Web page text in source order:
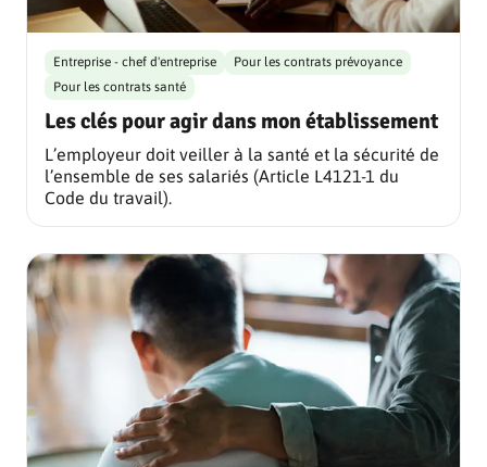
Les clés pour agir dans mon établissement
Entreprise - chef d'entreprise
Pour les contrats prévoyance
Pour les contrats santé
L’employeur doit veiller à la santé et la sécurité de
l’ensemble de ses salariés (Article L4121-1 du
Code du travail).